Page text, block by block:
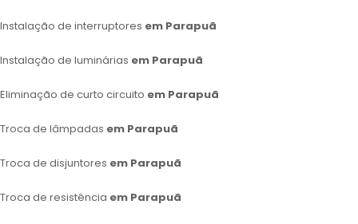
Instalação de interruptores em Parapuã
Instalação de luminárias em Parapuã
Eliminação de curto circuito em Parapuã
Troca de lâmpadas em Parapuã
Troca de disjuntores em Parapuã
Troca de resistência em Parapuã